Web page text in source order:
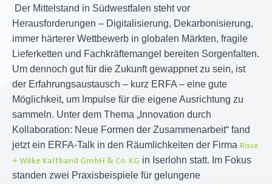
Der Mittelstand in Südwestfalen steht vor
Herausforderungen – Digitalisierung, Dekarbonisierung,
immer härterer Wettbewerb in globalen Märkten, fragile
Lieferketten und Fachkräftemangel bereiten Sorgenfalten.
Um dennoch gut für die Zukunft gewappnet zu sein, ist
der Erfahrungsaustausch – kurz ERFA – eine gute
Möglichkeit, um Impulse für die eigene Ausrichtung zu
sammeln. Unter dem Thema „Innovation durch
Kollaboration: Neue Formen der Zusammenarbeit“ fand
jetzt ein ERFA-Talk in den Räumlichkeiten der Firma Risse
+ Wilke Kaltband GmbH & Co. KG in Iserlohn statt. Im Fokus
standen zwei Praxisbeispiele für gelungene